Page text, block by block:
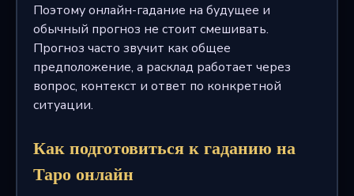
Поэтому онлайн-гадание на будущее и
обычный прогноз не стоит смешивать.
Прогноз часто звучит как общее
предположение, а расклад работает через
вопрос, контекст и ответ по конкретной
ситуации.
Как подготовиться к гаданию на
Таро онлайн